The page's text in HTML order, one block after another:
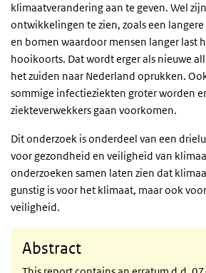
klimaatverandering aan te geven. Wel
ontwikkelingen te zien, zoals een
en bomen waardoor mensen langer last
hooikoorts. Dat wordt erger als nieuwe
het zuiden naar Nederland oprukken.
sommige infectieziekten groter worden
ziekteverwekkers gaan voorkomen.
Dit onderzoek is onderdeel van een
voor gezondheid en veiligheid van
onderzoeken samen laten zien dat
gunstig is voor het klimaat, maar ook
veiligheid.
Abstract